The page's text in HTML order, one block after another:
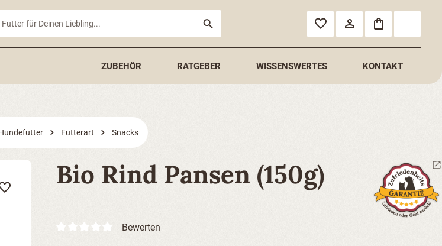
ZUBEHÖR RATGEBER WISSENSWERTES KONTAKT
Futterart Snacks
Bio Rind Pansen (150g)
Bewerten